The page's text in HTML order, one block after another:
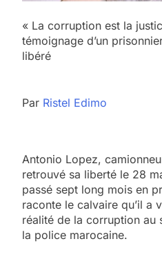
« La corruption est la
témoignage d’un
libéré
Par Ristel Edimo
Antonio Lopez,
retrouvé sa liberté le 28
passé sept long mois en
raconte le calvaire qu’il a
réalité de la corruption au
la police marocaine.